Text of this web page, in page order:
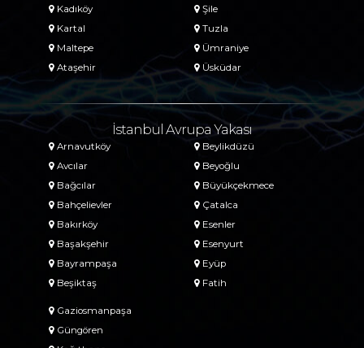
Kadıköy
Kartal
Maltepe
Ataşehir
Şile
Tuzla
Ümraniye
Üsküdar
İstanbul Avrupa Yakası
Arnavutköy
Avcılar
Bağcılar
Bahçelievler
Bakırköy
Başakşehir
Bayrampaşa
Beşiktaş
Beylikdüzü
Beyoğlu
Büyükçekmece
Çatalca
Esenler
Esenyurt
Eyüp
Fatih
Gaziosmanpaşa
Güngören